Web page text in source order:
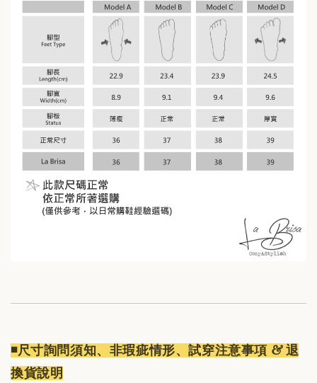
◾️尺寸詢問須知、非瑕疵情形、試穿注意事項 & 退
換貨說明